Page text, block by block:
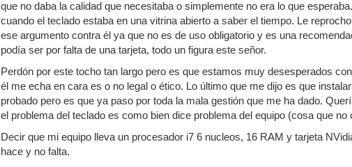
que no daba la calidad que necesitaba o simplemente no era lo que
cuando el teclado estaba en una vitrina abierto a saber el tiempo. Le
ese argumento contra él ya que no es de uso obligatorio y es una
podía ser por falta de una tarjeta, todo un figura este señor.
Perdón por este tocho tan largo pero es que estamos muy desesperados
él me echa en cara es o no legal o ético. Lo último que me dijo es que
probado pero es que ya paso por toda la mala gestión que me ha dado.
el problema del teclado es como bien dice problema del equipo (cosa que no
Decir que mi equipo lleva un procesador i7 6 nucleos, 16 RAM y tarjeta
hace y no falta.